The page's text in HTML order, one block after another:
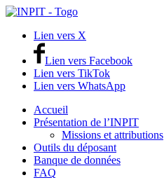
Lien vers X
Lien vers Facebook
Lien vers TikTok
Lien vers WhatsApp
Accueil
Présentation de l’INPIT
Missions et attributions
Outils du déposant
Banque de données
FAQ